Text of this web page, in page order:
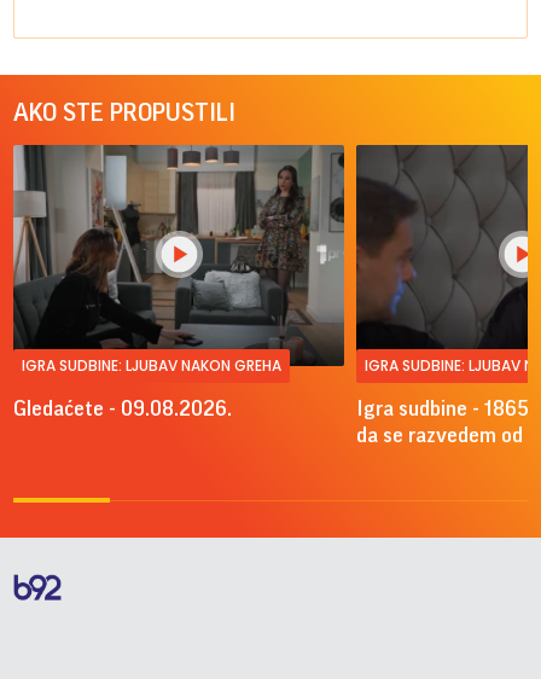
AKO STE PROPUSTILI
IGRA SUDBINE: LJUBAV NAKON GREHA
Gledaćete - 09.08.2026.
IGRA SUDBINE: LJUBAV
Igra sudbine - 1865.
da se razvedem od